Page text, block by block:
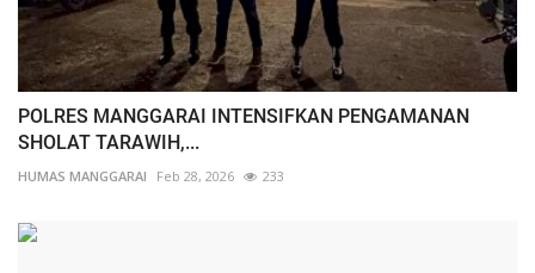
POLRES MANGGARAI INTENSIFKAN PENGAMANAN
SHOLAT TARAWIH,...
HUMAS MANGGARAI Feb 28, 2026 233